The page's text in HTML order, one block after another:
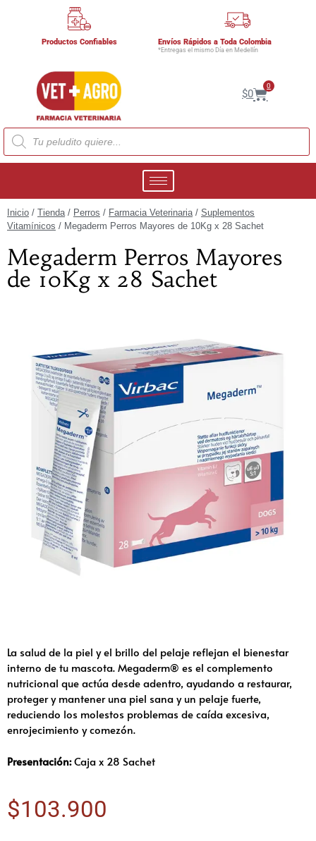
Productos Confiables Envíos Rápidos a Toda Colombia
*Entregas el mismo Día en Medellín
$0
0
Inicio / Tienda/ Perros / Farmacia Veterinaria/ Suplementos
Vitamínicos / Megaderm Perros Mayores de 10Kg x 28 Sachet
Megaderm Perros Mayores
de 10Kg x 28 Sachet
La salud de la piel y el brillo del pelaje reflejan el bienestar
interno de tu mascota. Megaderm® es el complemento
nutricional que actúa desde adentro, ayudando a restaurar,
proteger y mantener una piel sana y un pelaje fuerte,
reduciendo los molestos problemas de caída excesiva,
enrojecimiento y comezón.
Presentación:Caja x 28 Sachet
$103.900